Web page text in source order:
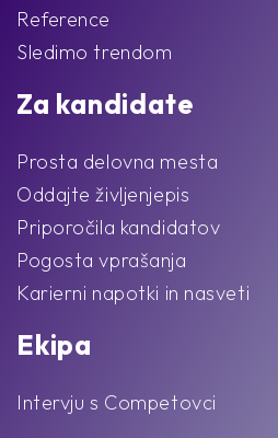
Reference
Sledimo trendom
Za kandidate
Prosta delovna mesta
Oddajte življenjepis
Priporočila kandidatov
Pogosta vprašanja
Karierni napotki in nasveti
Ekipa
Intervju s Competovci